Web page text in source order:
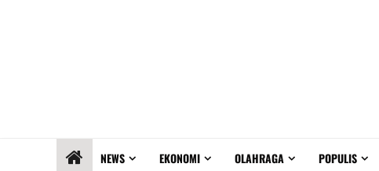
NEWS EKONOMI OLAHRAGA POPULIS